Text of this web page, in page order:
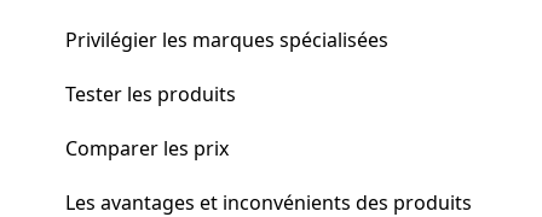
Privilégier les marques spécialisées
Tester les produits
Comparer les prix
Les avantages et inconvénients des produits